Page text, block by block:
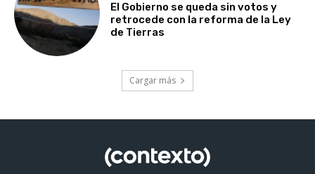
El Gobierno se queda sin votos y
retrocede con la reforma de la Ley
de Tierras
Cargar más